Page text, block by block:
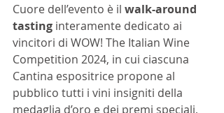
Cuore dell’evento è il walk-around
tasting interamente dedicato ai
vincitori di WOW! The Italian Wine
Competition 2024, in cui ciascuna
Cantina espositrice propone al
pubblico tutti i vini insigniti della
medaglia d’oro e dei premi speciali,